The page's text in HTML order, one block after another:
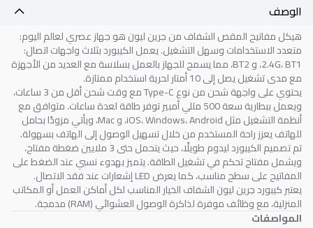
الوصف
هيكل مفاتيح المقص الشفاف من جرين ليون هو جهاز عصري لعالم اليوم:
متعدد الاستخدامات وسهل التشغيل. يعمل الكيبورد بثلاث واجهات اتصال:
2.4G، BT1، و BT2، مما يسمح للجهاز بالعمل بسلاسة مع العديد من الأجهزة
مع مدى تشغيل يصل إلى 10 أمتار لحرية استخدام ممتازة.
يحتوي على واجهة شحن من نوع Type-C مع وقت شحن أقل من 3 ساعات،
ويعمل ببطارية سعة 500 مللي أمبير توفر طاقة لعدة ساعات. متوافق مع
أنظمة التشغيل مثل iOS، Windows، Android، و Mac، ويأتي مزودًا بحامل
للهاتف يعزز راحة المستخدم من خلال تسهيل الوصول إلى الهاتف بسهولة.
تم تصميم الكيبورد ليدوم طويلًا، حيث يتحمل حتى 3 ملايين ضغطة مفتاح،
ويشمل مفتاح تحكم في تشغيل الطاقة. يتميز بهدوء نسبي عند الضغط على
المفاتيح على سطح مناسب، كما يعرض LED إشعارات عند فقد الاتصال.
يعتبر كيبورد جرين ليون الشفاف الخيار المناسب لكل أماكن العمل أو المكاتب
المنزلية، مع وظائف موفرة لذاكرة الوصول العشوائي (RAM) مدمجة.
المواصفات